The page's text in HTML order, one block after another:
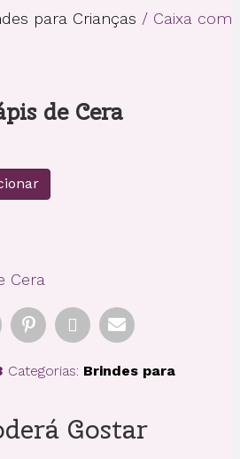
para Crianças / Caixa com
de Cera
Cera
Categorias: Brindes para
Gostar